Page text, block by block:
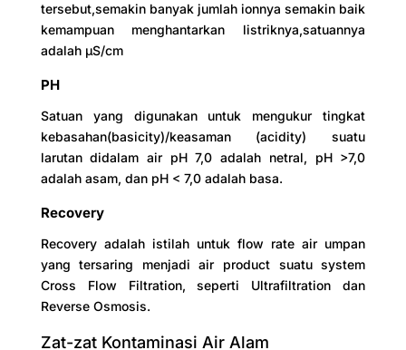
tersebut,semakin banyak jumlah ionnya semakin baik
kemampuan menghantarkan listriknya,satuannya
adalah µS/cm
PH
Satuan yang digunakan untuk mengukur tingkat
kebasahan(basicity)/keasaman (acidity) suatu
larutan didalam air pH 7,0 adalah netral, pH >7,0
adalah asam, dan pH < 7,0 adalah basa.
Recovery
Recovery adalah istilah untuk flow rate air umpan
yang tersaring menjadi air product suatu system
Cross Flow Filtration, seperti Ultrafiltration dan
Reverse Osmosis.
Zat-zat Kontaminasi Air Alam